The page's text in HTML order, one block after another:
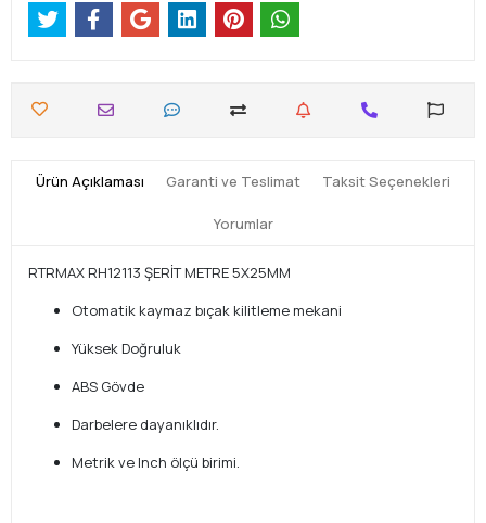
Ürün Açıklaması Garanti ve Teslimat Taksit Seçenekleri
Yorumlar
RTRMAX RH12113 ŞERİT METRE 5X25MM
Otomatik kaymaz bıçak kilitleme mekani
Yüksek Doğruluk
ABS Gövde
Darbelere dayanıklıdır.
Metrik ve Inch ölçü birimi.